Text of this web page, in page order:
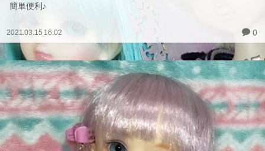
簡単便利♪
2021.03.15 16:02 0